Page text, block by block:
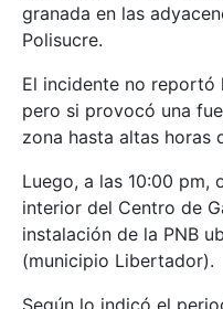
granada en las
Polisucre.
El incidente no reportó
pero si provocó una
zona hasta altas horas
Luego, a las 10:00 pm,
interior del Centro de
instalación de la PNB
(municipio Libertador).